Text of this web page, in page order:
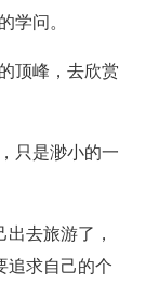
学问。
顶峰，去欣赏
只是渺小的一
去旅游了，
追求自己的个